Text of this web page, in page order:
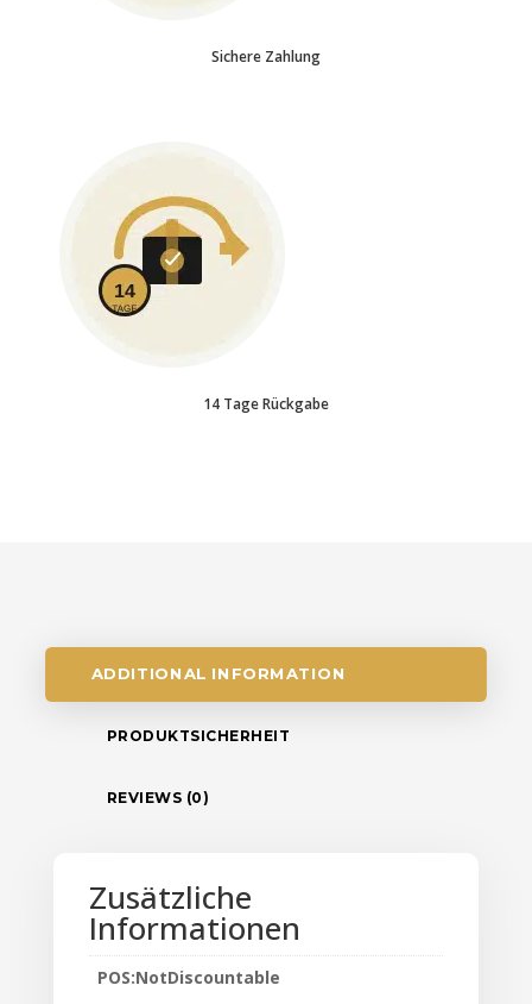
Sichere Zahlung
14 Tage Rückgabe
ADDITIONAL INFORMATION
PRODUKTSICHERHEIT
REVIEWS (0)
Zusätzliche
Informationen
POS:NotDiscountable